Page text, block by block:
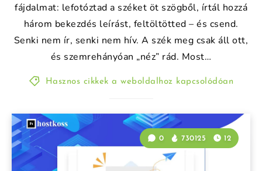
fájdalmat: lefotóztad a széket öt szögből, írtál hozzá
három bekezdés leírást, feltöltötted – és csend.
Senki nem ír, senki nem hív. A szék meg csak áll ott,
és szemrehányóan „néz” rád. Most…
Hasznos cikkek a weboldalhoz kapcsolódóan
0 730125 12